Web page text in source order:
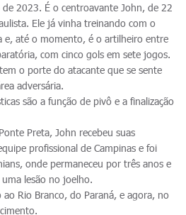
2023. É o centroavante John, de 22
Ele já vinha treinando com o
e, até o momento, é o artilheiro entre
com cinco gols em sete jogos.
o porte do atacante que se sente
adversária.
são a função de pivô e a finalização
Preta, John recebeu suas
profissional de Campinas e foi
onde permaneceu por três anos e
lesão no joelho.
Rio Branco, do Paraná, e agora, no